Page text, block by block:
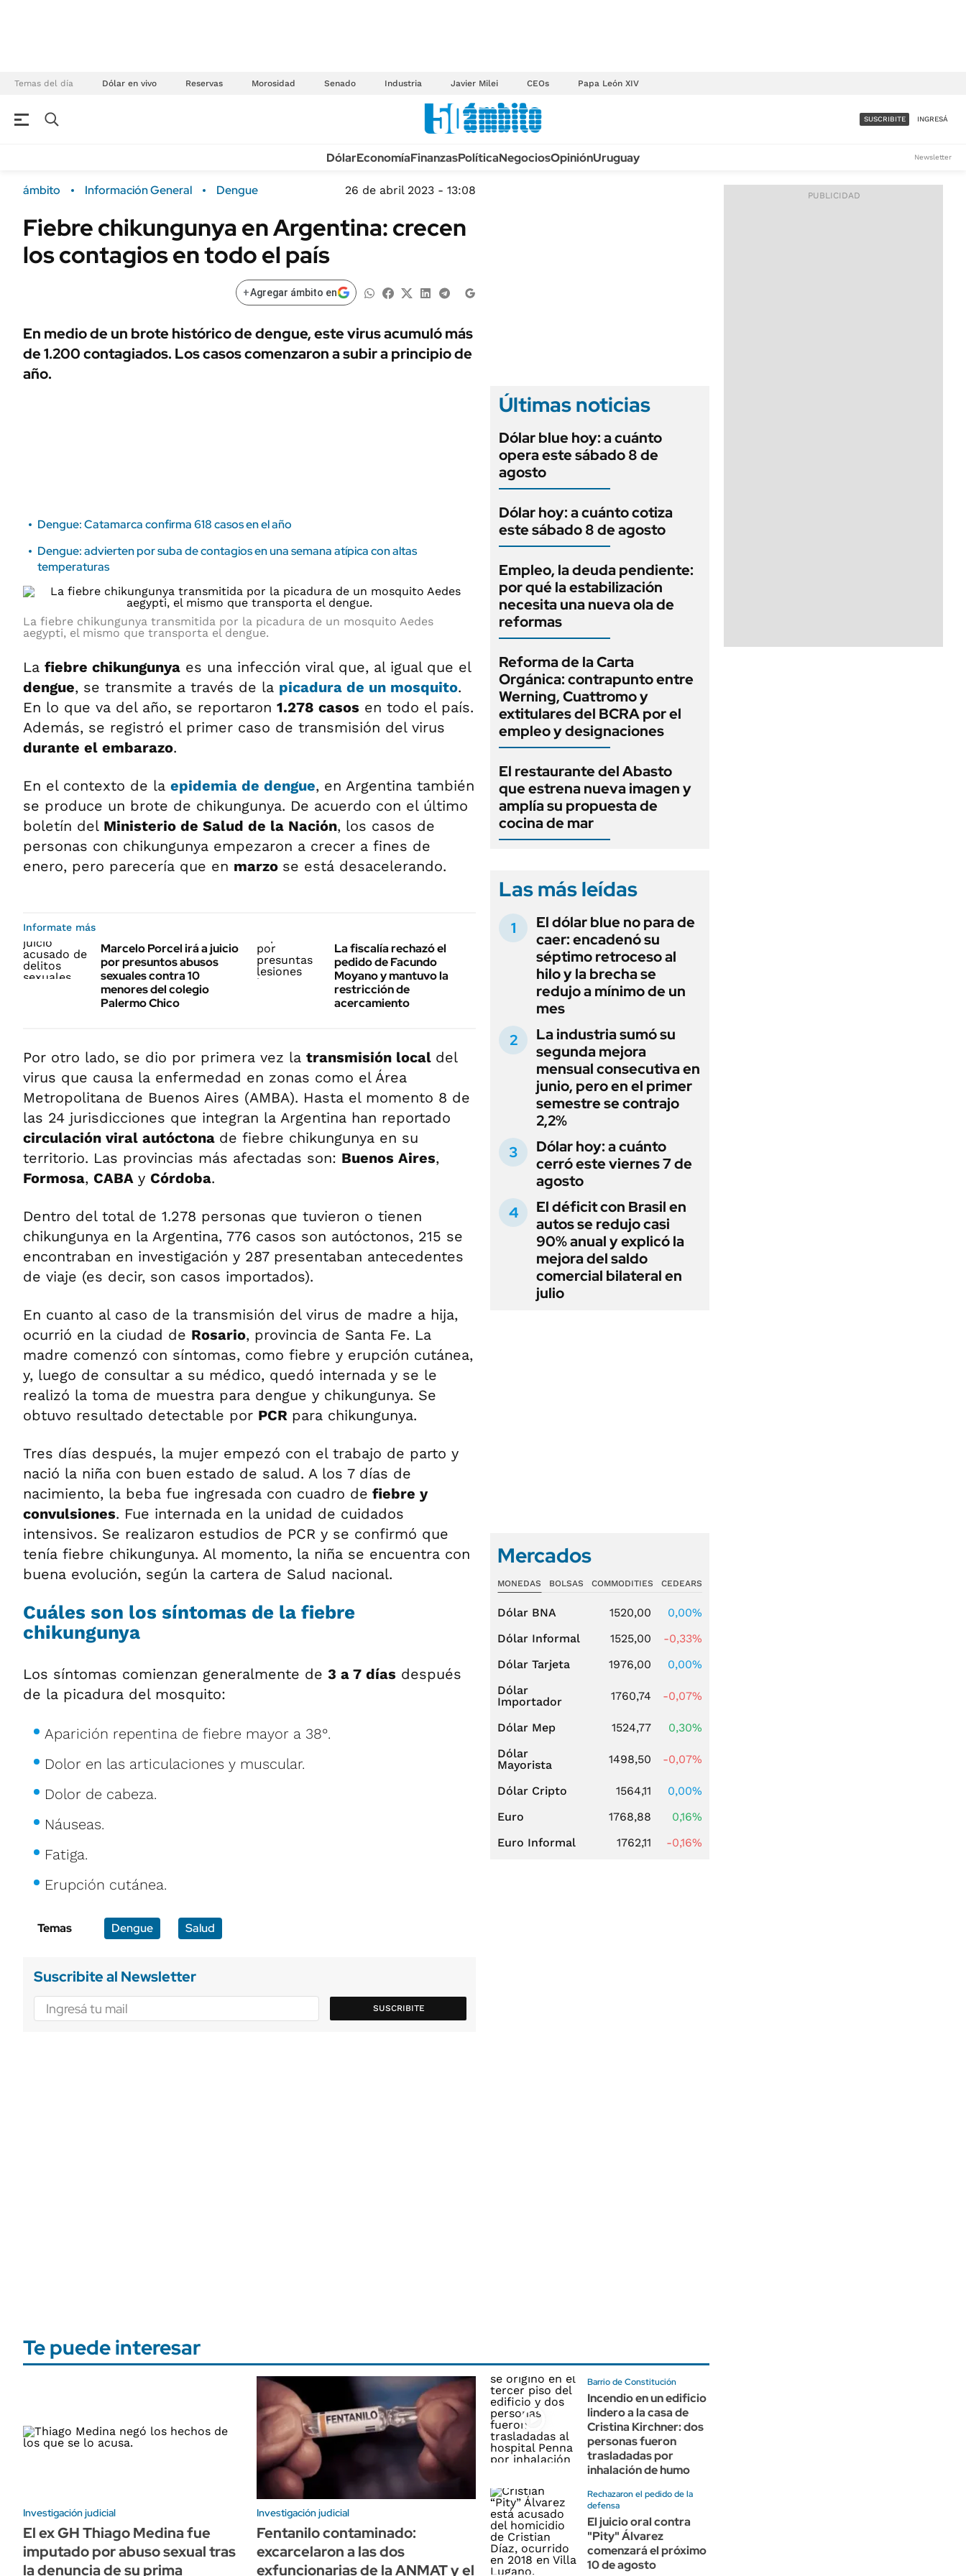
Temas del día Dólar en vivo Reservas Morosidad Senado Industria Javier Milei CEOs Papa León XIV
Campo
FINANZAS
ÁMBITO DEBATE
MEDIAKIT AMBITO DEBATE
Real Estate
Sustentabilidad
POLÍTICA
TECNOLOGÍA
MÉXICO
MUNDO
LIFESTYLE
AUTOS
ACCESO FULL - $1.800/MES
SUSCRIBITE INGRESÁ
DólarEconomíaFinanzasPolíticaNegociosOpiniónUruguay Newsletter
ámbito Información General Dengue 26 de abril 2023 - 13:08
Fiebre chikungunya en Argentina: crecen
los contagios en todo el país
+Agregar ámbito en
En medio de un brote histórico de dengue, este virus acumuló más
de 1.200 contagiados. Los casos comenzaron a subir a principio de
año.
Dengue: Catamarca confirma 618 casos en el año
Dengue: advierten por suba de contagios en una semana atípica con altas
temperaturas
La fiebre chikungunya transmitida por la picadura de un mosquito Aedes
aegypti, el mismo que transporta el dengue.
La fiebre chikungunya es una infección viral que, al igual que el
dengue, se transmite a través de la picadura de un mosquito.
En lo que va del año, se reportaron 1.278 casos en todo el país.
Además, se registró el primer caso de transmisión del virus
durante el embarazo.
En el contexto de la epidemia de dengue, en Argentina también
se produce un brote de chikungunya. De acuerdo con el último
boletín del Ministerio de Salud de la Nación, los casos de
personas con chikungunya empezaron a crecer a fines de
enero, pero parecería que en marzo se está desacelerando.
Informate más
Marcelo Porcel irá a juicio
por presuntos abusos
sexuales contra 10
menores del colegio
Palermo Chico
La fiscalía rechazó el
pedido de Facundo
Moyano y mantuvo la
restricción de
acercamiento
Por otro lado, se dio por primera vez la transmisión local del
virus que causa la enfermedad en zonas como el Área
Metropolitana de Buenos Aires (AMBA). Hasta el momento 8 de
las 24 jurisdicciones que integran la Argentina han reportado
circulación viral autóctona de fiebre chikungunya en su
territorio. Las provincias más afectadas son: Buenos Aires,
Formosa, CABA y Córdoba.
Dentro del total de 1.278 personas que tuvieron o tienen
chikungunya en la Argentina, 776 casos son autóctonos, 215 se
encontraban en investigación y 287 presentaban antecedentes
de viaje (es decir, son casos importados).
En cuanto al caso de la transmisión del virus de madre a hija,
ocurrió en la ciudad de Rosario, provincia de Santa Fe. La
madre comenzó con síntomas, como fiebre y erupción cutánea,
y, luego de consultar a su médico, quedó internada y se le
realizó la toma de muestra para dengue y chikungunya. Se
obtuvo resultado detectable por PCR para chikungunya.
Tres días después, la mujer empezó con el trabajo de parto y
nació la niña con buen estado de salud. A los 7 días de
nacimiento, la beba fue ingresada con cuadro de fiebre y
convulsiones. Fue internada en la unidad de cuidados
intensivos. Se realizaron estudios de PCR y se confirmó que
tenía fiebre chikungunya. Al momento, la niña se encuentra con
buena evolución, según la cartera de Salud nacional.
Cuáles son los síntomas de la fiebre
chikungunya
Los síntomas comienzan generalmente de 3 a 7 días después
de la picadura del mosquito:
Aparición repentina de fiebre mayor a 38°.
Dolor en las articulaciones y muscular.
Dolor de cabeza.
Náuseas.
Fatiga.
Erupción cutánea.
Temas Dengue Salud
Suscribite al Newsletter
SUSCRIBITE
Últimas noticias
Dólar blue hoy: a cuánto
opera este sábado 8 de
agosto
Dólar hoy: a cuánto cotiza
este sábado 8 de agosto
Empleo, la deuda pendiente:
por qué la estabilización
necesita una nueva ola de
reformas
Reforma de la Carta
Orgánica: contrapunto entre
Werning, Cuattromo y
extitulares del BCRA por el
empleo y designaciones
El restaurante del Abasto
que estrena nueva imagen y
amplía su propuesta de
cocina de mar
Las más leídas
El dólar blue no para de
caer: encadenó su
séptimo retroceso al
hilo y la brecha se
redujo a mínimo de un
mes
La industria sumó su
segunda mejora
mensual consecutiva en
junio, pero en el primer
semestre se contrajo
2,2%
Dólar hoy: a cuánto
cerró este viernes 7 de
agosto
El déficit con Brasil en
autos se redujo casi
90% anual y explicó la
mejora del saldo
comercial bilateral en
julio
Mercados
MONEDAS BOLSAS COMMODITIES CEDEARS
Dólar BNA 1520,00
0,00%
Dólar Informal
1525,00
-0,33%
Dólar Tarjeta
1976,00
0,00%
Dólar
Importador
1760,74 -0,07%
Dólar Mep 1524,77
0,30%
Dólar
Mayorista
1498,50 -0,07%
Dólar Cripto 1564,11
0,00%
Euro
1768,88
0,16%
Euro Informal
1762,11 -0,16%
Te puede interesar
Investigación judicial
El ex GH Thiago Medina fue
imputado por abuso sexual tras
la denuncia de su prima
Investigación judicial
Fentanilo contaminado:
excarcelaron a las dos
exfuncionarias de la ANMAT y el
Barrio de Constitución
Incendio en un edificio
lindero a la casa de
Cristina Kirchner: dos
personas fueron
trasladadas por
inhalación de humo
Rechazaron el pedido de la
defensa
El juicio oral contra
"Pity" Álvarez
comenzará el próximo
10 de agosto